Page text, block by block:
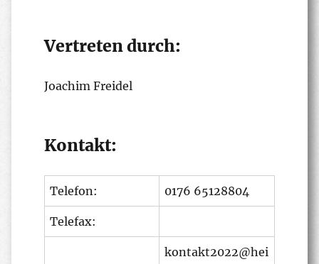
Vertreten durch:
Joachim Freidel
Kontakt:
Telefon: 0176 65128804
Telefax:
kontakt2022@hei